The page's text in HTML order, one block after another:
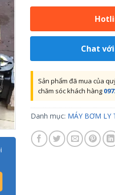
Chat
Sản phẩm đã mua của
chăm sóc khách hàng
Danh mục: MÁY BƠM LY